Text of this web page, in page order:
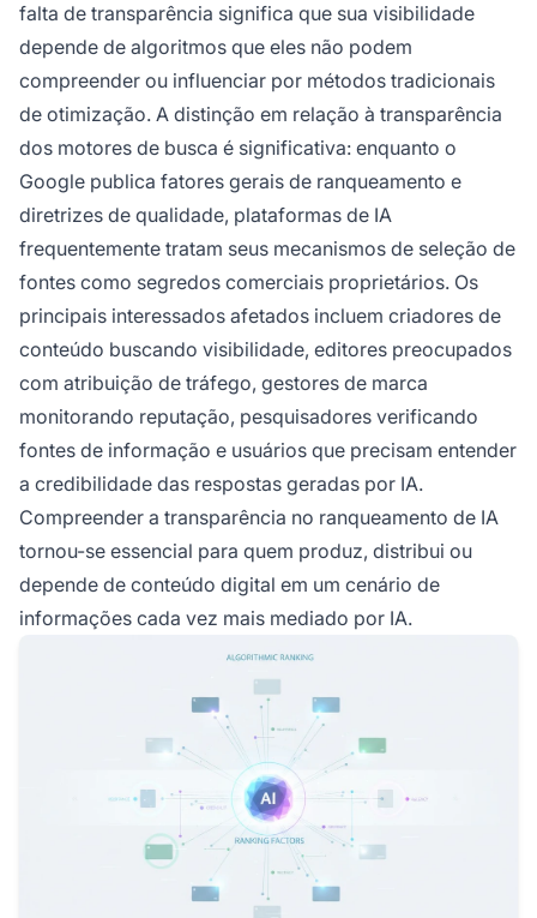
falta de transparência significa que sua visibilidade
depende de algoritmos que eles não podem
compreender ou influenciar por métodos tradicionais
de otimização. A distinção em relação à transparência
dos motores de busca é significativa: enquanto o
Google publica fatores gerais de ranqueamento e
diretrizes de qualidade, plataformas de IA
frequentemente tratam seus mecanismos de seleção de
fontes como segredos comerciais proprietários. Os
principais interessados afetados incluem criadores de
conteúdo buscando visibilidade, editores preocupados
com atribuição de tráfego, gestores de marca
monitorando reputação, pesquisadores verificando
fontes de informação e usuários que precisam entender
a credibilidade das respostas geradas por IA.
Compreender a transparência no ranqueamento de IA
tornou-se essencial para quem produz, distribui ou
depende de conteúdo digital em um cenário de
informações cada vez mais mediado por IA.